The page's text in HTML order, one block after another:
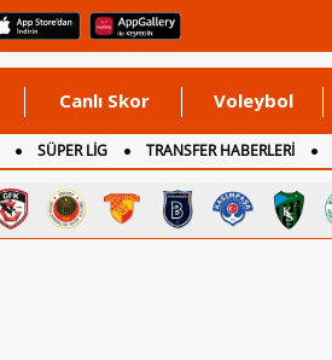
Canlı Skor Voleybol
SÜPER LİG TRANSFER HABERLERİ